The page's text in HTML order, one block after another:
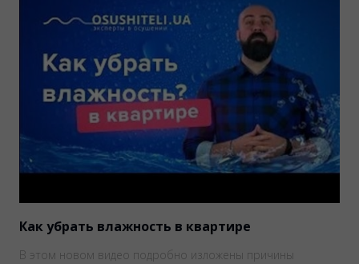
Как убрать влажность в квартире
В этом новом видео подробно изложены причины